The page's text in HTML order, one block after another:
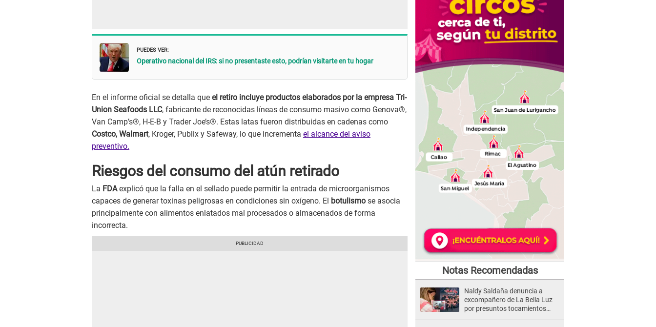
PUEDES VER:
Operativo nacional del IRS: si no presentaste esto, podrían visitarte en tu hogar
En el informe oficial se detalla que el retiro incluye productos elaborados por la empresa Tri-
Union Seafoods LLC, fabricante de reconocidas líneas de consumo masivo como Genova®,
Van Camp’s®, H-E-B y Trader Joe’s®. Estas latas fueron distribuidas en cadenas como
Costco, Walmart, Kroger, Publix y Safeway, lo que incrementa el alcance del aviso
preventivo.
Riesgos del consumo del atún retirado
La FDAexplicó que la falla en el sellado puede permitir la entrada de microorganismos
capaces de generar toxinas peligrosas en condiciones sin oxígeno. El botulismo se asocia
principalmente con alimentos enlatados mal procesados o almacenados de forma
incorrecta.
Notas Recomendadas
Naldy Saldaña denuncia a
excompañero de La Bella Luz
por presuntos tocamientos